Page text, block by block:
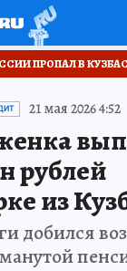
ПРОПАЛ В
21 мая 2026 4:52
рублей
из
добился